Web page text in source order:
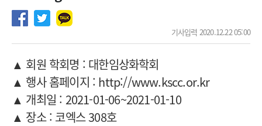
[영남대학교의료원] 마취통증의학과 임기제 임상의사 채용
기사입력 2020.12.22 05:00
▲ 회원 학회명 : 대한임상화학회
▲ 행사 홈페이지 : http://www.kscc.or.kr
▲ 개최일 : 2021-01-06~2021-01-10
▲ 장소 : 코엑스 308호